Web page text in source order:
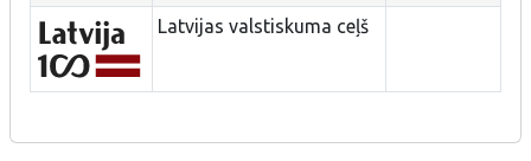
Latvijas valstiskuma ceļš